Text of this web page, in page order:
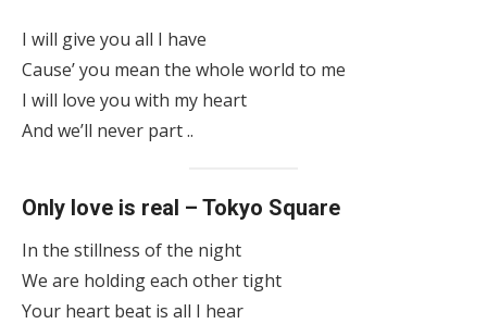
I will give you all I have
Cause’ you mean the whole world to me
I will love you with my heart
And we’ll never part ..
Only love is real – Tokyo Square
In the stillness of the night
We are holding each other tight
Your heart beat is all I hear